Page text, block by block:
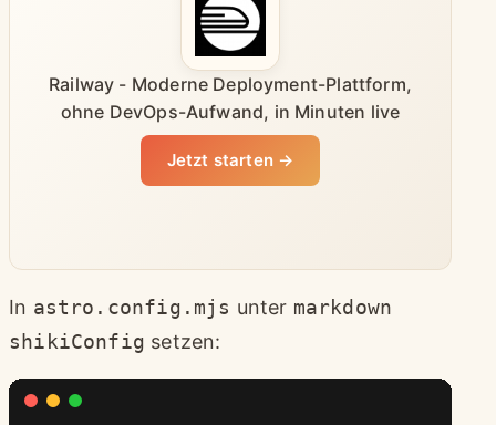
Railway - Moderne Deployment-Plattform,
ohne DevOps-Aufwand, in Minuten live
Jetzt starten →
In astro.config.mjs unter markdown
shikiConfig setzen: